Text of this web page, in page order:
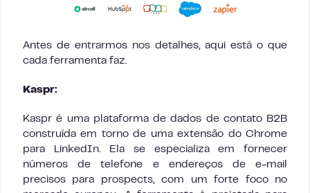
Antes de entrarmos nos detalhes, aqui está o que
cada ferramenta faz.
Kaspr:
Kaspr é uma plataforma de dados de contato B2B
construída em torno de uma extensão do Chrome
para LinkedIn. Ela se especializa em fornecer
números de telefone e endereços de e-mail
precisos para prospects, com um forte foco no